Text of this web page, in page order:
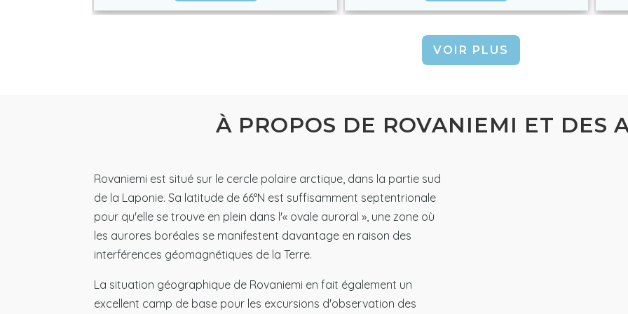
VOIR PLUS
À PROPOS DE ROVANIEMI ET DES
Rovaniemi est situé sur le cercle polaire arctique, dans la partie sud
de la Laponie. Sa latitude de 66°N est suffisamment septentrionale
pour qu'elle se trouve en plein dans l'« ovale auroral », une zone où
les aurores boréales se manifestent davantage en raison des
interférences géomagnétiques de la Terre.
La situation géographique de Rovaniemi en fait également un
excellent camp de base pour les excursions d'observation des